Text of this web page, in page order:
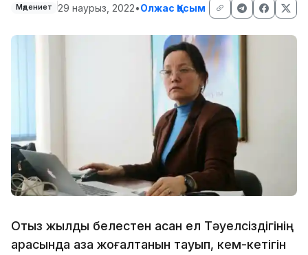
Мәдениет 29 наурыз, 2022•Олжас Қасым
Отыз жылдық белестен асқан ел Тәуелсіздігінің
арқасында қазақ жоғалтқанын тауып, кем-кетігін